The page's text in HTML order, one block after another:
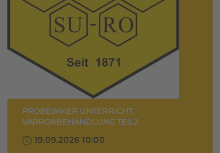
PROBEIMKER UNTERRICHT:
VARROABEHANDLUNG TEIL2
19.09.2026 10:00